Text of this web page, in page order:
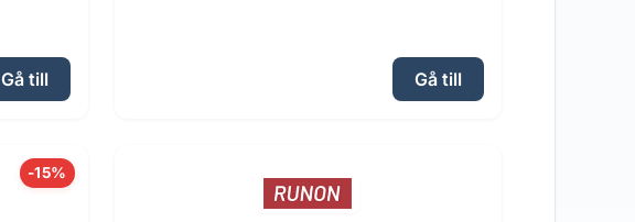
Gå till Gå till
-15%